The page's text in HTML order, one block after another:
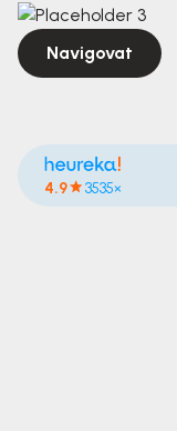
Navigovat
4.9 3535×